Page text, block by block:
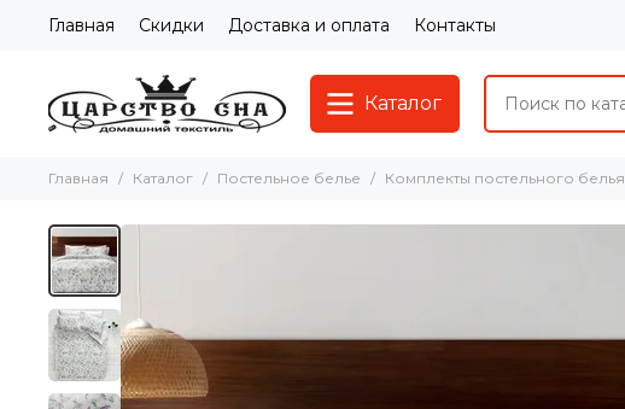
Главная Скидки Доставка и оплата Контакты
Каталог
Главная Каталог Постельное белье Комплекты постельного белья